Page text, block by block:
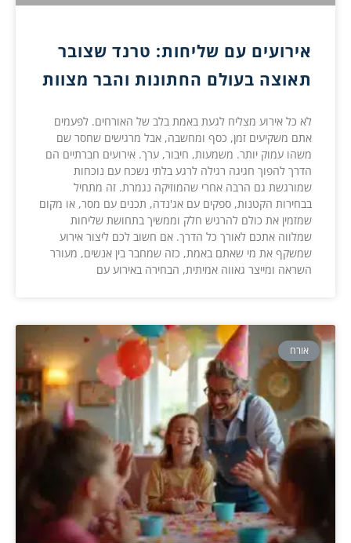
אירועים עם שליחות: טרנד שצובר
תאוצה בעולם החתונות והבר מצוות
לא כל אירוע מצליח לגעת באמת בלב של האורחים. לפעמים
אתם משקיעים זמן, כסף ומחשבה, אבל מרגישים שחסר שם
משהו עמוק יותר. משמעות, חיבור, ערך. אירועים חברתיים הם
הדרך להפוך חגיגה רגילה לרגע בלתי נשכח עם נוכחות
שמורגשת גם הרבה אחרי שהמוזיקה נגמרת. זה מתחיל
בבחירות הקטנות, ספקים עם אג'נדה, תכנים עם מסר, או מקום
שמזמין את כולם להרגיש חלק וממשיך בתחושת שליחות
שמלווה אתכם לאורך כל הדרך. אם חשוב לכם ליצור אירוע
שמשקף את מי שאתם באמת, כזה שמחבר בין אנשים, מעורר
השראה ומייצר גאווה אמיתית, הבחירה באירוע עם
אורח